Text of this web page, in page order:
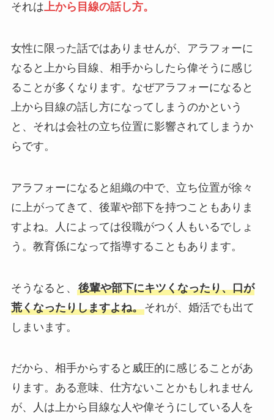
それは上から目線の話し方。
女性に限った話ではありませんが、アラフォーに
なると上から目線、相手からしたら偉そうに感じ
ることが多くなります。なぜアラフォーになると
上から目線の話し方になってしまうのかという
と、それは会社の立ち位置に影響されてしまうか
らです。
アラフォーになると組織の中で、立ち位置が徐々
に上がってきて、後輩や部下を持つこともありま
すよね。人によっては役職がつく人もいるでしょ
う。教育係になって指導することもあります。
そうなると、 後輩や部下にキツくなったり、口が
荒くなったりしますよね。それが、婚活でも出て
しまいます。
だから、相手からすると威圧的に感じることがあ
ります。ある意味、仕方ないことかもしれません
が、人は上から目線な人や偉そうにしている人を